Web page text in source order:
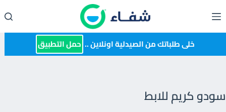
إلى
المحتوى خلى طلباتك من الصيدلية اونلاين .. حمل التطبيق
سودو كريم للابط